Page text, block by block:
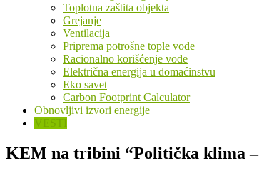
Toplotna zaštita objekta
Grejanje
Ventilacija
Priprema potrošne tople vode
Racionalno korišćenje vode
Električna energija u domaćinstvu
Eko savet
Carbon Footprint Calculator
Obnovljivi izvori energije
VESTI
KEM na tribini “Politička klima –